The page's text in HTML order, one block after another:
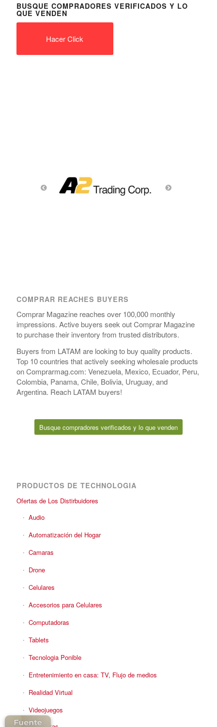
BUSQUE COMPRADORES VERIFICADOS Y LO
QUE VENDEN
Hacer Click
COMPRAR REACHES BUYERS
Comprar Magazine reaches over 100,000 monthly
impressions. Active buyers seek out Comprar Magazine
to purchase their inventory from trusted distributors.
Buyers from LATAM are looking to buy quality products.
Top 10 countries that actively seeking wholesale products
on Comprarmag.com: Venezuela, Mexico, Ecuador, Peru,
Colombia, Panama, Chile, Bolivia, Uruguay, and
Argentina. Reach LATAM buyers!
Busque compradores verificados y lo que venden
PRODUCTOS DE TECHNOLOGIA
Ofertas de Los Distirbuidores
Audio
Automatización del Hogar
Camaras
Drone
Celulares
Accesorios para Celulares
Computadoras
Tablets
Tecnologia Ponible
Entretenimiento en casa: TV, Flujo de medios
Realidad Virtual
Videojuegos